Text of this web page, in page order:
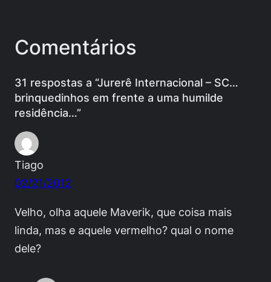
Comentários
31 respostas a “Jurerê Internacional – SC…
brinquedinhos em frente a uma humilde
residência…”
Tiago
02/21/2012
Velho, olha aquele Maverik, que coisa mais
linda, mas e aquele vermelho? qual o nome
dele?